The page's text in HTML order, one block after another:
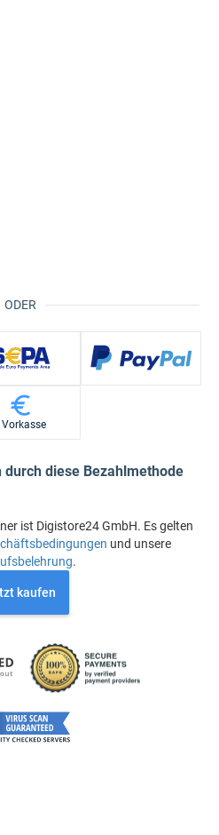
ODER
Vorkasse
durch diese Bezahlmethode
ist Digistore24 GmbH. Es gelten
und unsere
.
kaufen